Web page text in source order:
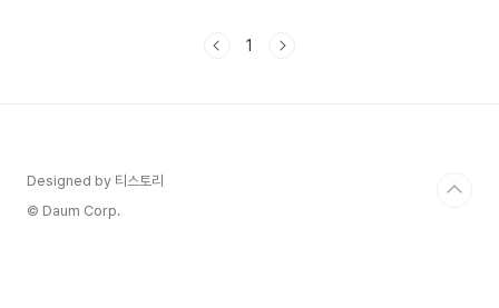
소비자들의 불확실성을 해소하고 전기차 보급을 한층 더 확대하는 중요한 전환
1
Designed by 티스토리
© Daum Corp.